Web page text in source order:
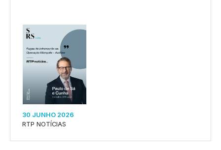
30 JUNHO 2026
RTP NOTÍCIAS